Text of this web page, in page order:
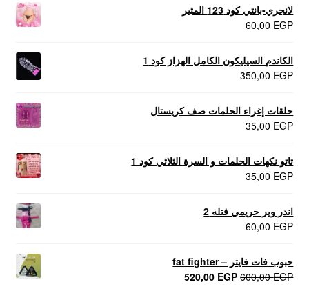
لانجري-بانتي كود 123 المثير
60,00 EGP
الكاندم السيليكون الكامل الهزاز كود 1
350,00 EGP
حلقات إغراء الحلمات صف كريستال
35,00 EGP
تاتو نكهات الحلمات و السرة الثلاثي كود 1
35,00 EGP
اندر وير حريمي فتله 2
60,00 EGP
حبوب فات فايتر – fat fighter
600,00EGP
السعر520,00 EGP
السعر